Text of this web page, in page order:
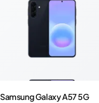
Samsung Galaxy A57 5G